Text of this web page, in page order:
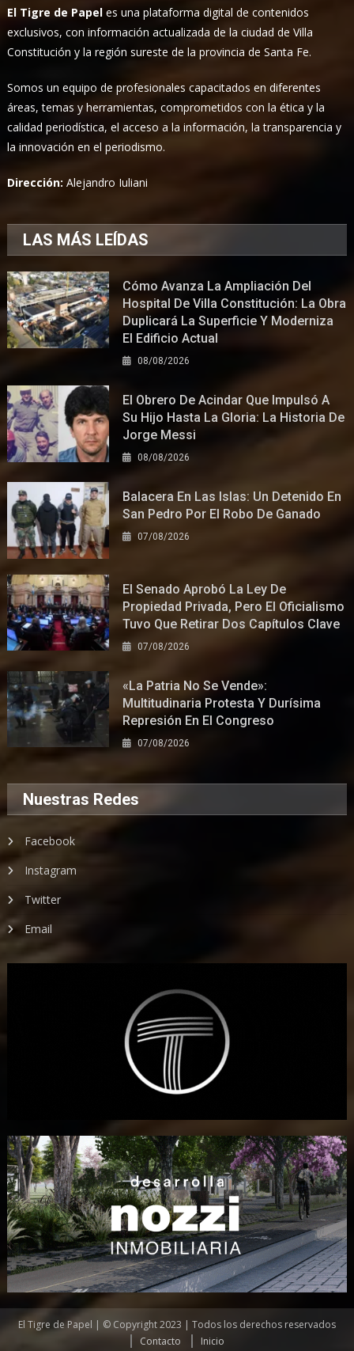
El Tigre de Papel es una plataforma digital de contenidos
exclusivos, con información actualizada de la ciudad de Villa
Constitución y la región sureste de la provincia de Santa Fe.
Somos un equipo de profesionales capacitados en diferentes
áreas, temas y herramientas, comprometidos con la ética y la
calidad periodística, el acceso a la información, la transparencia y
la innovación en el periodismo.
Dirección:Alejandro Iuliani
LAS MÁS LEÍDAS
Cómo Avanza La Ampliación Del
Hospital De Villa Constitución: La Obra
Duplicará La Superficie Y Moderniza
El Edificio Actual
08/08/2026
El Obrero De Acindar Que Impulsó A
Su Hijo Hasta La Gloria: La Historia De
Jorge Messi
08/08/2026
Balacera En Las Islas: Un Detenido En
San Pedro Por El Robo De Ganado
07/08/2026
El Senado Aprobó La Ley De
Propiedad Privada, Pero El Oficialismo
Tuvo Que Retirar Dos Capítulos Clave
07/08/2026
«La Patria No Se Vende»:
Multitudinaria Protesta Y Durísima
Represión En El Congreso
07/08/2026
Nuestras Redes
Facebook
Instagram
Twitter
Email
El Tigre de Papel | © Copyright 2023 | Todos los derechos reservados
Contacto
Inicio